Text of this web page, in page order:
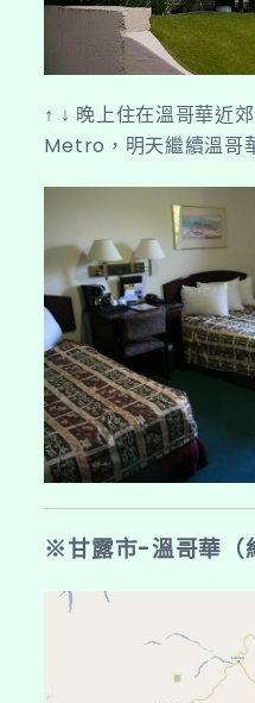
↑ ↓ 晚上住在溫哥華
Metro，明天繼續溫哥
※甘露市-溫哥華（